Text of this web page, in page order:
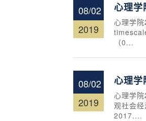
08/02
2019
心理学
心理学
（0...
08/02
2019
心理
心理学
观社会
2017....